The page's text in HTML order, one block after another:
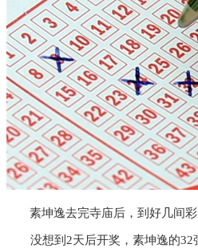
素坤逸去完寺庙后，到好几间
没想到2天后开奖，素坤逸的